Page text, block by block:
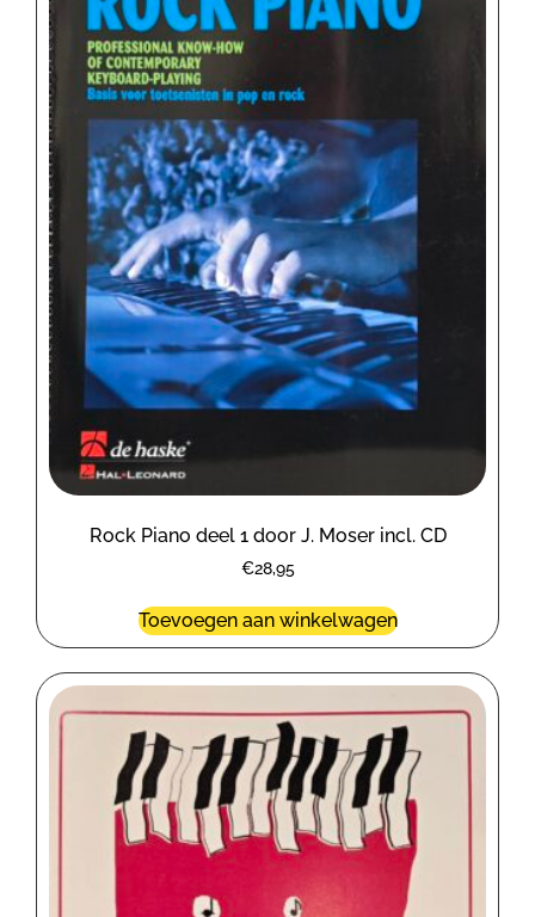
Rock Piano deel 1 door J. Moser incl. CD
€28,95
Toevoegen aan winkelwagen